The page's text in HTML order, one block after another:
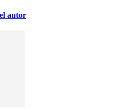
autor